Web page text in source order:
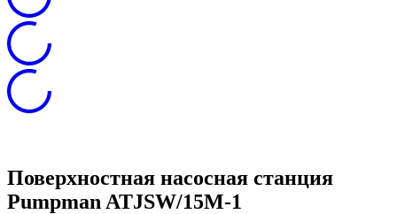
Поверхностная насосная станция
Pumpman ATJSW/15M-1